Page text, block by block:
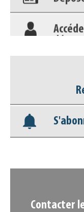
Nos
Contacter